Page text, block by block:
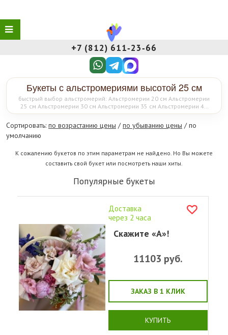
+7 (812) 611‑23‑66
Букеты с альстромериями высотой 25 см
быстрый выбор альстромерий: Альстромерии 20 см Альстромерии
25 см Альстромерии 30 см Альстромерии 35 см Альстромерии 40
см Альстромерии 45 см Альстромерии 50 см альстромерии по
цвету: Бело-розовые альстромерии Белые альстромерии Голубые
альстромерии Желто-белые альстромерии Пастельные
альстромерии Разноцветные альстромерии Розовые
альстромерии по поводу: Альстромерии на день рождения
Сортировать: по возрастанию цены /по убыванию цены / по
умолчанию
К сожалению букетов по этим параметрам не найдено. Но Вы можете
составить свой букет или посмотреть наши хиты.
Популярные букеты
Доставка
через 2 часа
Скажите «А»!
11103 руб.
ЗАКАЗ В 1 КЛИК
КУПИТЬ